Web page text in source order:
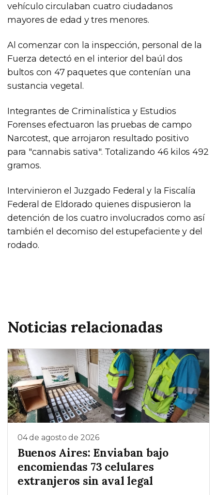
vehículo circulaban cuatro ciudadanos
mayores de edad y tres menores.
Al comenzar con la inspección, personal de la
Fuerza detectó en el interior del baúl dos
bultos con 47 paquetes que contenían una
sustancia vegetal.
Integrantes de Criminalística y Estudios
Forenses efectuaron las pruebas de campo
Narcotest, que arrojaron resultado positivo
para "cannabis sativa". Totalizando 46 kilos 492
gramos.
Intervinieron el Juzgado Federal y la Fiscalía
Federal de Eldorado quienes dispusieron la
detención de los cuatro involucrados como así
también el decomiso del estupefaciente y del
rodado.
Noticias relacionadas
04 de agosto de 2026
Buenos Aires: Enviaban bajo
encomiendas 73 celulares
extranjeros sin aval legal